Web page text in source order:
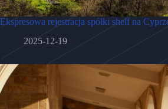
Ekspresowa rejestracja spółki shelf na
2025-12-19